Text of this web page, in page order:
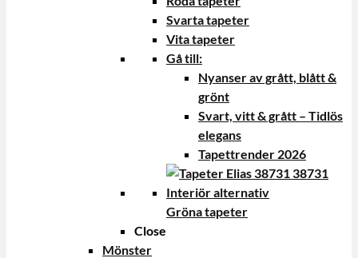
Svarta tapeter
Vita tapeter
Gå till:
Nyanser av grått, blått &
grönt
Svart, vitt & grått – Tidlös
elegans
Tapettrender 2026
Gröna tapeter
Close
Mönster